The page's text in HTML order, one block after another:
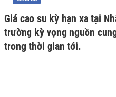
Giá cao su kỳ hạn xa tại
trường kỳ vọng nguồn
trong thời gian tới.